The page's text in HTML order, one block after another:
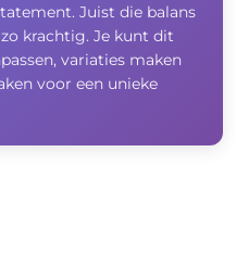
Juist die balans
krachtig. Je kunt dit
variaties maken
voor een unieke